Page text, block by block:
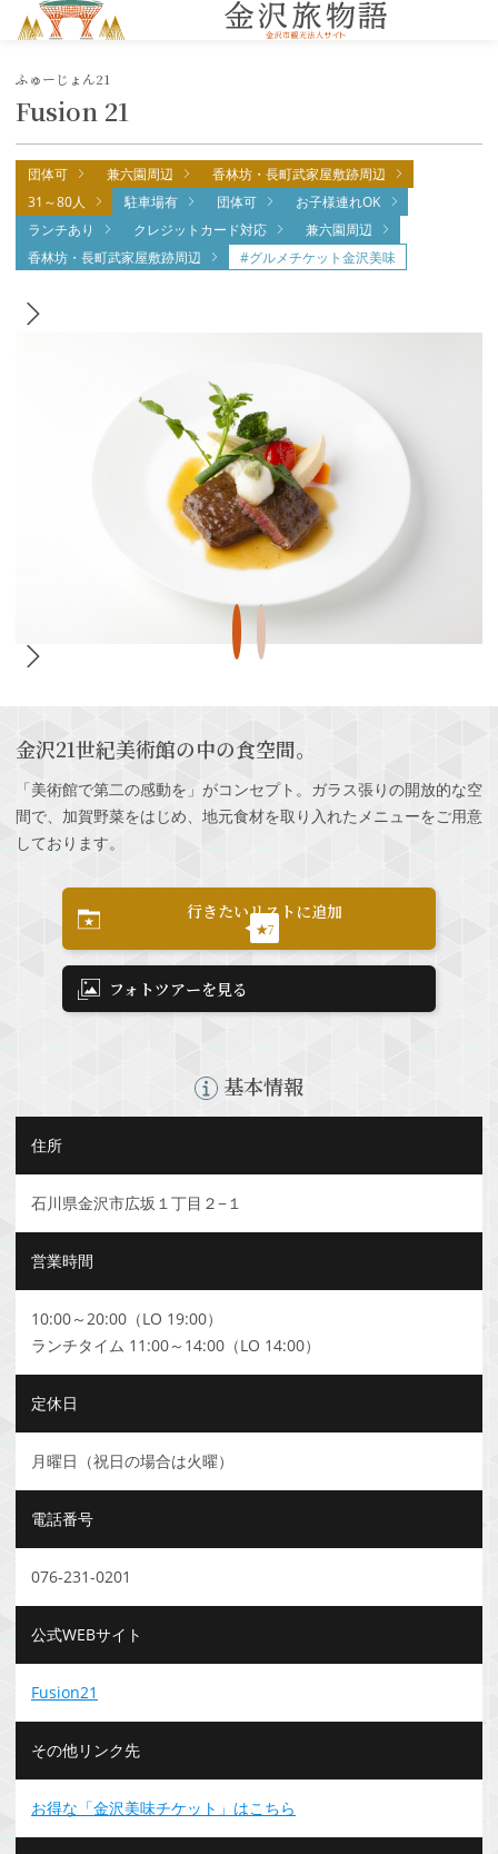
Fusion 21
ふゅーじょん21
団体可 兼六園周辺
香林坊・長町武家屋敷跡周辺
31～80人
駐車場有 団体可
お子様連れOK
ランチあり
クレジットカード対応
兼六園周辺
香林坊・長町武家屋敷跡周辺
#グルメチケット金沢美味
金沢21世紀美術館の中の食空間。
「美術館で第二の感動を」がコンセプト。ガラス張りの開放的な空
間で、加賀野菜をはじめ、地元食材を取り入れたメニューをご用意
しております。
行きたいリストに追加
★7
フォトツアーを見る
基本情報
住所
石川県金沢市広坂１丁目２−１
営業時間
10:00～20:00（LO 19:00）
ランチタイム 11:00～14:00（LO 14:00）
定休日
月曜日（祝日の場合は火曜）
電話番号
076-231-0201
公式WEBサイト
Fusion21
その他リンク先
お得な「金沢美味チケット」はこちら